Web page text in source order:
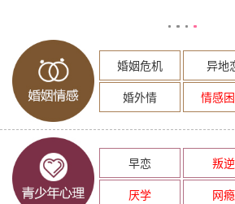
婚姻危机 异地
婚外情
情感
早恋 叛逆
厌学
网瘾